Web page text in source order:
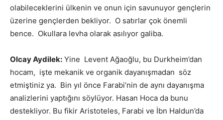
olabileceklerini ülkenin ve onun için savunuyor gençlerin
üzerine gençlerden bekliyor. O satırlar çok önemli
bence. Okullara levha olarak asılıyor galiba.
Olcay Aydilek: Yine Levent Ağaoğlu, bu Durkheim’dan
hocam, işte mekanik ve organik dayanışmadan söz
etmiştiniz ya. Bin yıl önce Farabi’nin de aynı dayanışma
analizlerini yaptığını söylüyor. Hasan Hoca da bunu
destekliyor. Bu fikir Aristoteles, Farabi ve İbn Haldun’da